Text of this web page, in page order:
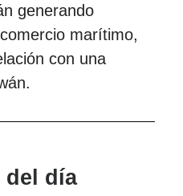
generando
marítimo,
con una
del día